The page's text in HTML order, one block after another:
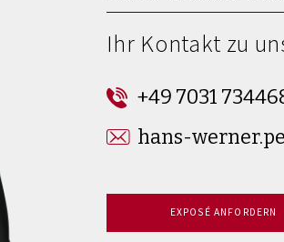
Ihr Kontakt zu
+49 7031
hans-
EXPOSÉ ANFORDERN